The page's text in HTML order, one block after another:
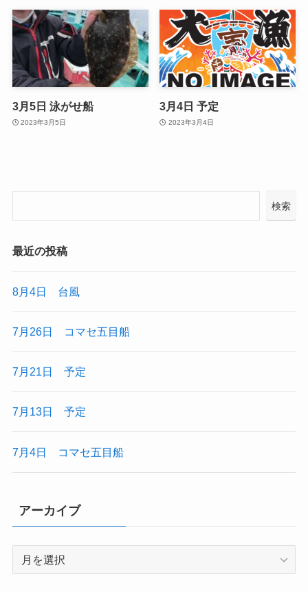
3月5日 泳がせ船
2023年3月5日
3月4日 予定
2023年3月4日
検索
最近の投稿
8月4日 台風
7月26日 コマセ五目船
7月21日 予定
7月13日 予定
7月4日 コマセ五目船
アーカイブ